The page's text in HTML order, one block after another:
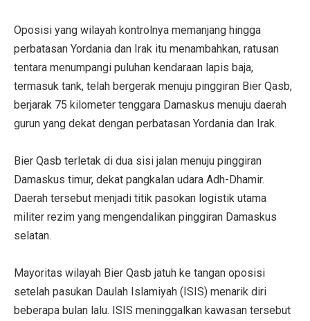
Oposisi yang wilayah kontrolnya memanjang hingga
perbatasan Yordania dan Irak itu menambahkan, ratusan
tentara menumpangi puluhan kendaraan lapis baja,
termasuk tank, telah bergerak menuju pinggiran Bier Qasb,
berjarak 75 kilometer tenggara Damaskus menuju daerah
gurun yang dekat dengan perbatasan Yordania dan Irak.
Bier Qasb terletak di dua sisi jalan menuju pinggiran
Damaskus timur, dekat pangkalan udara Adh-Dhamir.
Daerah tersebut menjadi titik pasokan logistik utama
militer rezim yang mengendalikan pinggiran Damaskus
selatan.
Mayoritas wilayah Bier Qasb jatuh ke tangan oposisi
setelah pasukan Daulah Islamiyah (ISIS) menarik diri
beberapa bulan lalu. ISIS meninggalkan kawasan tersebut